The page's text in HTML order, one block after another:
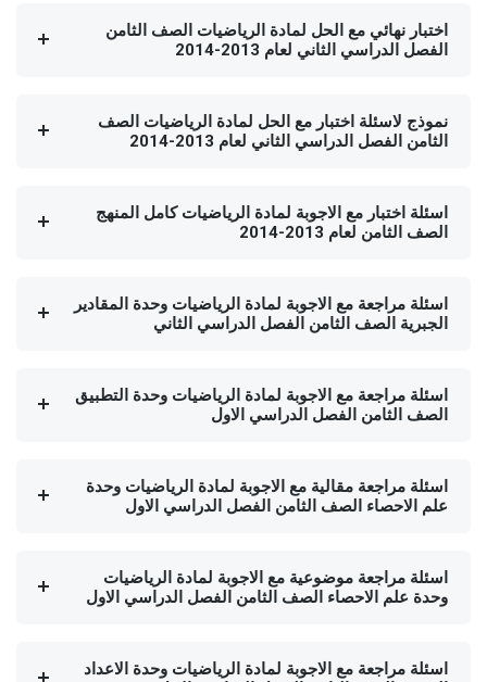
اختبار نهائي مع الحل لمادة الرياضيات الصف الثامن
الفصل الدراسي الثاني لعام 2013-2014
نموذج لاسئلة اختبار مع الحل لمادة الرياضيات الصف
الثامن الفصل الدراسي الثاني لعام 2013-2014
اسئلة اختبار مع الاجوبة لمادة الرياضيات كامل المنهج
الصف الثامن لعام 2013-2014
اسئلة مراجعة مع الاجوبة لمادة الرياضيات وحدة المقادير
الجبرية الصف الثامن الفصل الدراسي الثاني
اسئلة مراجعة مع الاجوبة لمادة الرياضيات وحدة التطبيق
الصف الثامن الفصل الدراسي الاول
اسئلة مراجعة مقالية مع الاجوبة لمادة الرياضيات وحدة
علم الاحصاء الصف الثامن الفصل الدراسي الاول
اسئلة مراجعة موضوعية مع الاجوبة لمادة الرياضيات
وحدة علم الاحصاء الصف الثامن الفصل الدراسي الاول
اسئلة مراجعة مع الاجوبة لمادة الرياضيات وحدة الاعداد